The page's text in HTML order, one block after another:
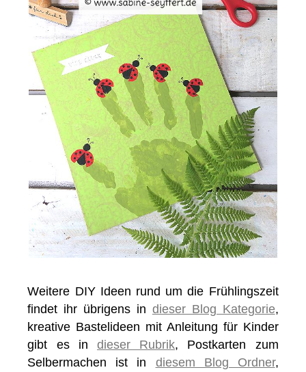
Weitere DIY Ideen rund um die Frühlingszeit
findet ihr übrigens in dieser Blog Kategorie,
kreative Bastelideen mit Anleitung für Kinder
gibt es in dieser Rubrik, Postkarten zum
Selbermachen ist in diesem Blog Ordner,